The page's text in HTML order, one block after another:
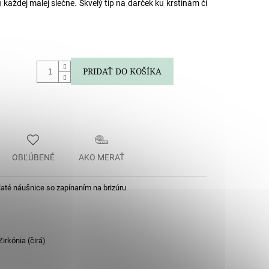
PRIDAŤ DO KOŠÍKA
malej slečne. Skvelý tip na darček ku krstinám či
OBĽÚBENÉ AKO MERAŤ
náušnice so zapínaním na brizúru
(čirá)